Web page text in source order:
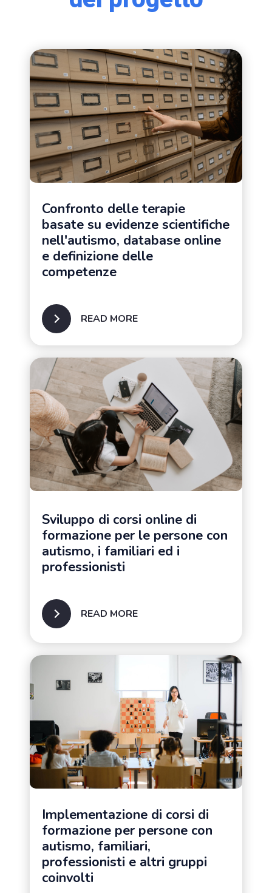
Famiglie di persone con
autismo
Confronto delle terapie
basate su evidenze scientifiche
nell'autismo, database online
e definizione delle
competenze
READ MORE
Sviluppo di corsi online di
formazione per le persone con
autismo, i familiari ed i
professionisti
READ MORE
Implementazione di corsi di
formazione per persone con
autismo, familiari,
professionisti e altri gruppi
coinvolti